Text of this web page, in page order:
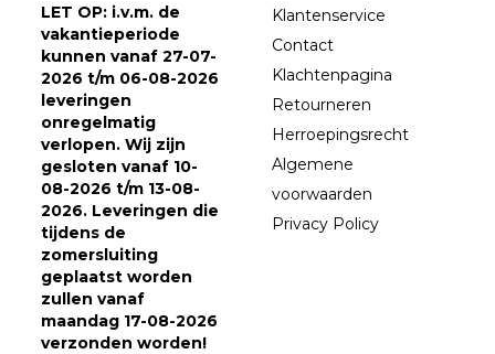
LET OP: i.v.m. de
vakantieperiode
kunnen vanaf 27-07-
2026 t/m 06-08-2026
leveringen
onregelmatig
verlopen. Wij zijn
gesloten vanaf 10-
08-2026 t/m 13-08-
2026. Leveringen die
tijdens de
zomersluiting
geplaatst worden
zullen vanaf
maandag 17-08-2026
verzonden worden!
Klantenservice
Contact
Klachtenpagina
Retourneren
Herroepingsrecht
Algemene
voorwaarden
Privacy Policy